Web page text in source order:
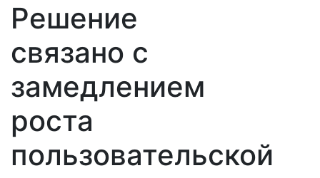
Решение
связано с
замедлением
роста
пользовательской